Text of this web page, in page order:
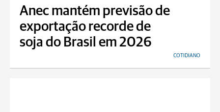
Anec mantém previsão de
exportação recorde de
soja do Brasil em 2026
COTIDIANO